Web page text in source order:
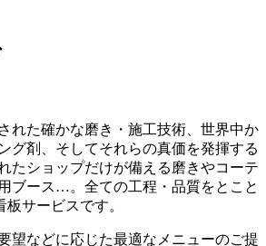
れた確かな磨き・施工技術、世界中か
グ剤、そしてそれらの真価を発揮する
たショップだけが備える磨きやコーテ
ブース…。全ての工程・品質をとこと
サービスです。
望などに応じた最適なメニューのご提